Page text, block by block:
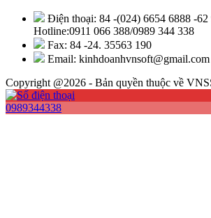
Điện thoại: 84 -(024) 6654 6888 -62
Hotline:0911 066 388/0989 344 338
Fax: 84 -24. 35563 190
Email: kinhdoanhvnsoft@gmail.com
Copyright @2026 - Bản quyền thuộc về
0989344338